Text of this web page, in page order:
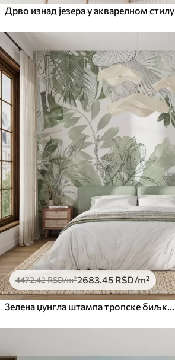
Дрво изнад језера у акварелном стилу
4472.42RSD/m²2683.45 RSD/m²
Зелена џунгла штампа тропске биљке и лишће на белој позадини